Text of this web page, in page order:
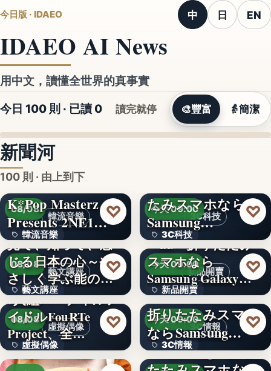
今日版 · IDAEO 中 日 EN
IDAEO AI News
用中文，讀懂全世界的真事實
今日 100 則 · 已讀 0 讀完就停 🎨豐富 👵簡潔
新聞河
100 則 · 由上到下
韓流音樂
08/08
韓流音樂
文字
K*Pop Masterz
Presents 2NE1…
♡
藝文講座
08/08
藝文講座
1,000円
見て、知って、感
じる日本の心～や
さしく学ぶ能の世
界へ
♡
虛擬偶像
08/08
虛擬偶像
7人組バーチャルア
イドルFouRTe
Project、全…
♡
3C科技
今天 09:00
3C科技
文字
たみスマホなら
Samsung…
♡
新品開賣
今天 09:00
新品開賣
4.1
＜au＞折りたたみ
スマホなら
Samsung Galaxy…
♡
3C情報
今天 09:00
3C情報
＜ソフトバンク＞
折りたたみスマホ
ならSamsung…
♡
＜Samsung＞折り